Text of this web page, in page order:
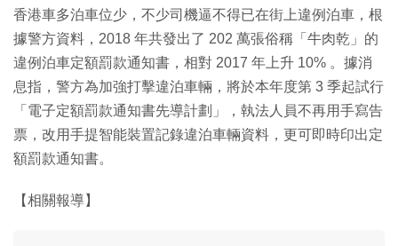
香港車多泊車位少，不少司機逼不得已在街上違例泊車，根
據警方資料，2018 年共發出了 202 萬張俗稱「牛肉乾」的
違例泊車定額罰款通知書，相對 2017 年上升 10% 。據消
息指，警方為加強打擊違泊車輛，將於本年度第 3 季起試行
「電子定額罰款通知書先導計劃」，執法人員不再用手寫告
票，改用手提智能裝置記錄違泊車輛資料，更可即時印出定
額罰款通知書。
【相關報導】